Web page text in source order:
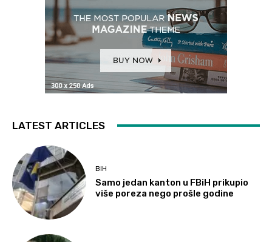
LATEST ARTICLES
BIH
Samo jedan kanton u FBiH prikupio
više poreza nego prošle godine